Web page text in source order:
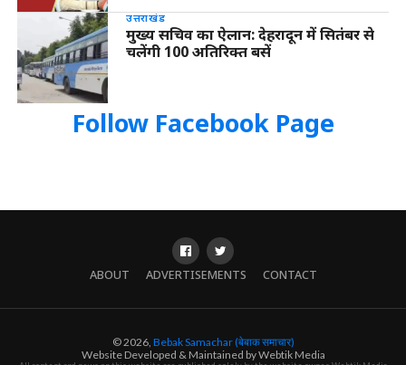
उत्तराखंड
मुख्य सचिव का ऐलान: देहरादून में सितंबर से
चलेंगी 100 अतिरिक्त बसें
Follow Facebook Page
ABOUT ADVERTISEMENTS CONTACT
© 2026, Bebak Samachar (बेबाक समाचार)
Website Developed & Maintained by Webtik Media